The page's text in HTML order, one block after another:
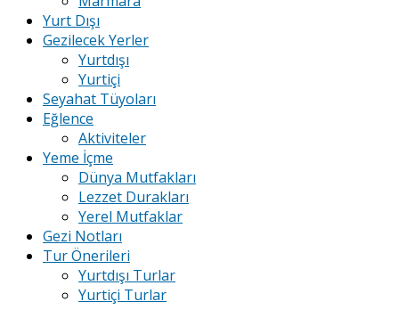
Yurt Dışı
Gezilecek Yerler
Yurtdışı
Yurtiçi
Seyahat Tüyoları
Eğlence
Aktiviteler
Yeme İçme
Dünya Mutfakları
Lezzet Durakları
Yerel Mutfaklar
Gezi Notları
Tur Önerileri
Yurtdışı Turlar
Yurtiçi Turlar